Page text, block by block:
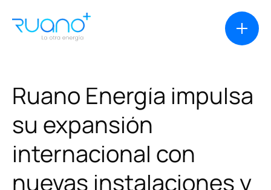
Soluciones
Casos de éxito
Ruano Energía impulsa
su expansión
internacional con
nuevas instalacionesy